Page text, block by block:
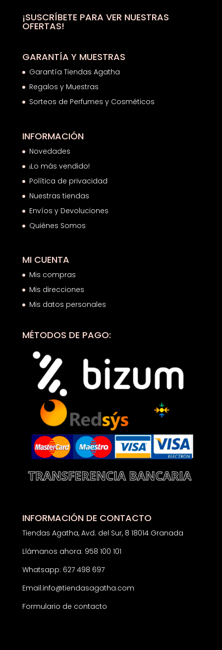
¡SUSCRÍBETE PARA VER NUESTRAS
OFERTAS!
GARANTÍA Y MUESTRAS
Garantía Tiendas Agatha
Regalos y Muestras
Sorteos de Perfumes y Cosméticos
INFORMACIÓN
Novedades
¡Lo más vendido!
Política de privacidad
Nuestras tiendas
Envíos y Devoluciones
Quiénes Somos
MI CUENTA
Mis compras
Mis direcciones
Mis datos personales
MÉTODOS DE PAGO:
INFORMACIÓN DE CONTACTO
Tiendas Agatha, Avd. del Sur, 8 18014 Granada
Llámanos ahora: 958 100 101
Whatsapp: 627 498 697
Email:info@tiendasagatha.com
Formulario de contacto